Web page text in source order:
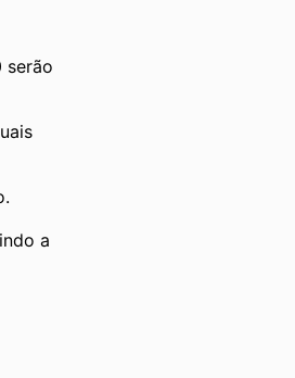
serão
a